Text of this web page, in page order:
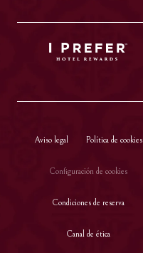
Aviso legal Política de cookies
Configuración de cookies
Condiciones de reserva
Canal de ética